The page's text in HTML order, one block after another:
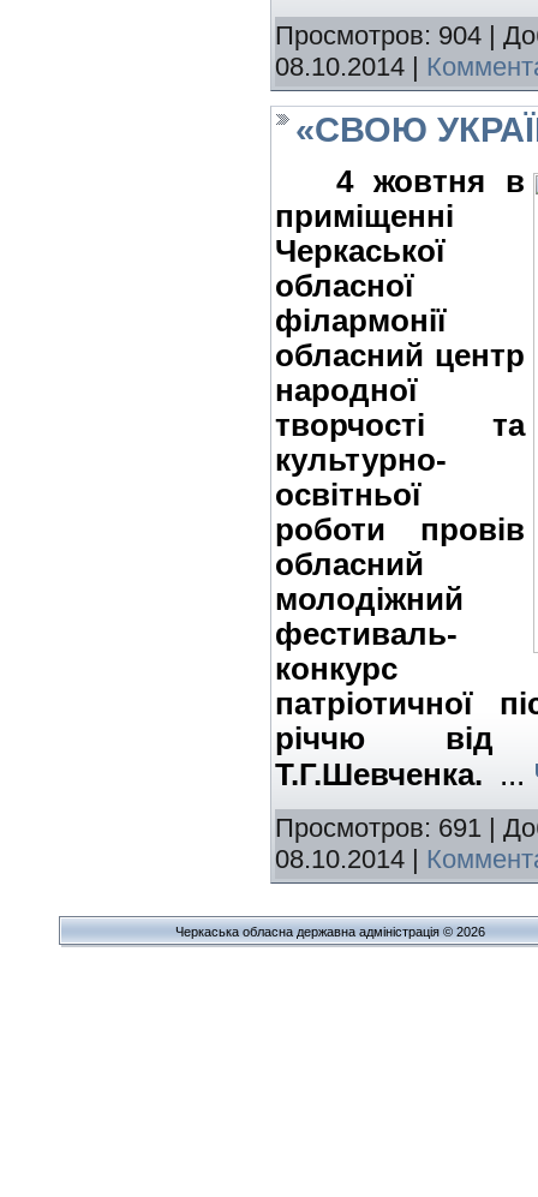
Просмотров: 904 |
08.10.2014 |
«СВОЮ
4 жовтня в
приміщенні
Черкаської
обласної
філармонії
обласний центр
народної
творчості та
культурно-
освітньої
роботи провів
обласний
молодіжний
фестиваль-
конкурс
патріотичної
річчю від
Т.Г.Шевченка.
...
Просмотров: 691 |
08.10.2014 |
Черкаська обласна державна адміністрація © 2026